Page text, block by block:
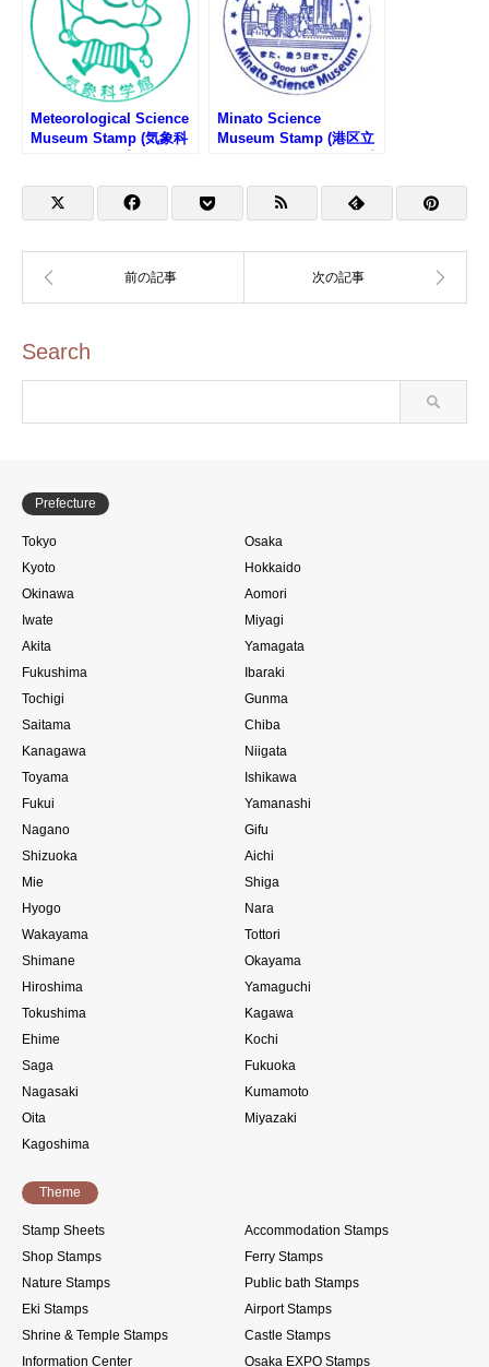
ンプ)
Meteorological Science
Museum Stamp (気象科
Minato Science
Museum Stamp (港区立
Search
Prefecture
Tokyo
Osaka
Kyoto
Hokkaido
Okinawa
Aomori
Iwate
Miyagi
Akita
Yamagata
Fukushima
Ibaraki
Tochigi
Gunma
Saitama
Chiba
Kanagawa
Niigata
Toyama
Ishikawa
Fukui
Yamanashi
Nagano
Gifu
Shizuoka
Aichi
Mie
Shiga
Hyogo
Nara
Wakayama
Tottori
Shimane
Okayama
Hiroshima
Yamaguchi
Tokushima
Kagawa
Ehime
Kochi
Saga
Fukuoka
Nagasaki
Kumamoto
Oita
Miyazaki
Kagoshima
Theme
Stamp Sheets
Accommodation Stamps
Shop Stamps
Ferry Stamps
Nature Stamps
Public bath Stamps
Eki Stamps
Airport Stamps
Shrine & Temple Stamps
Castle Stamps
Information Center
Osaka EXPO Stamps